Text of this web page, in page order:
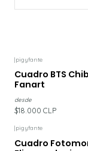
|pigyfante
Cuadro BTS
Fanart
desde
$18.000 CLP
|pigyfante
Cuadro